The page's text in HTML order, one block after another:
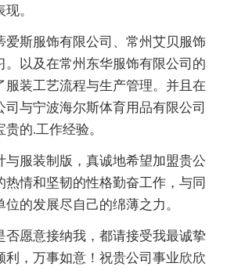
。
斯服饰有限公司、常州艾贝服饰
。以及在常州东华服饰有限公司的
服装工艺流程与生产管理。并且在
司与宁波海尔斯体育用品有限公司
的.工作经验。
服装制版，真诚地希望加盟贵公
热情和坚韧的性格勤奋工作，与同
的发展尽自己的绵薄之力。
愿意接纳我，都请接受我最诚挚
利，万事如意！祝贵公司事业欣欣